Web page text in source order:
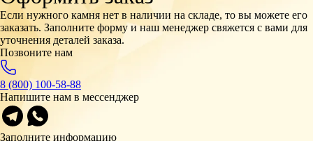
Если нужного камня нет в наличии на складе, то вы можете его
заказать. Заполните форму и наш менеджер свяжется с вами для
уточнения деталей заказа.
Позвоните нам
8 (800) 100-58-88
Напишите нам в мессенджер
Заполните информацию